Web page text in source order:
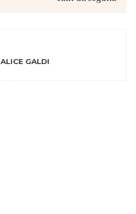
ALICE GALDI